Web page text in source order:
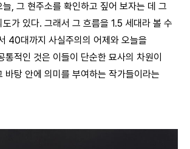
, 그 현주소를 확인하고 짚어 보자는 데 그
가 있다. 그래서 그 흐름을 1.5 세대라 볼 수
40대까지 사실주의의 어제와 오늘을
통적인 것은 이들이 단순한 묘사의 차원이
바탕 안에 의미를 부여하는 작가들이라는